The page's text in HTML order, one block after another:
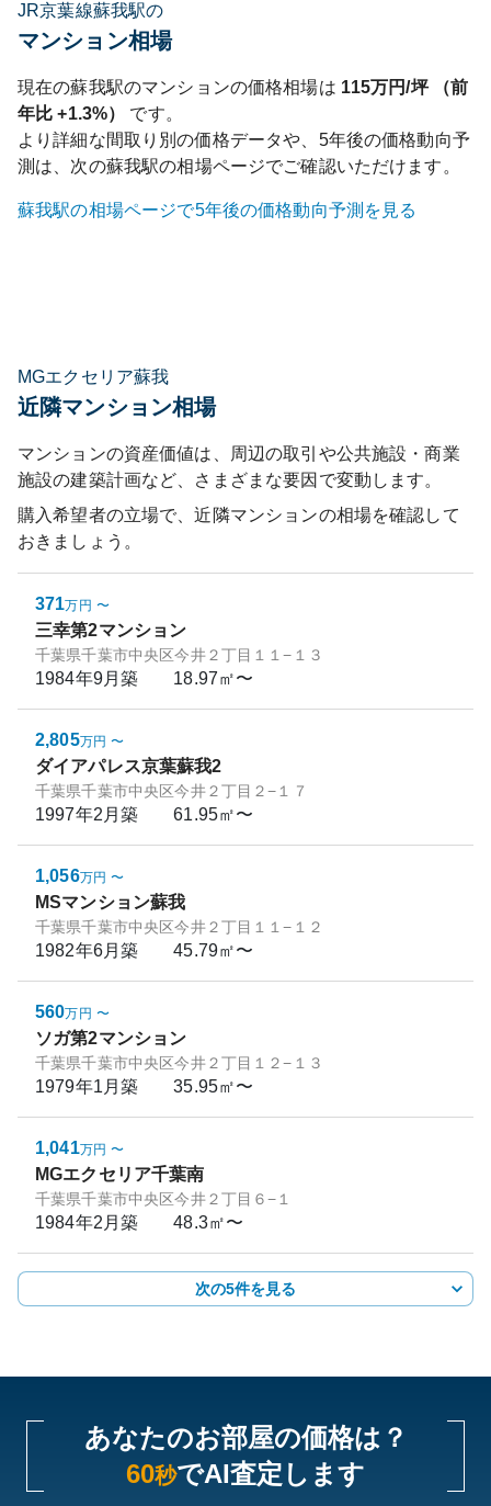
JR京葉線蘇我駅の
マンション相場
現在の蘇我駅のマンションの価格相場は 115万円/坪 （前
年比+1.3%）
です。
より詳細な間取り別の価格データや、5年後の価格動向予
測は、次の蘇我駅の相場ページでご確認いただけます。
蘇我駅の相場ページで5年後の価格動向予測を見る
MGエクセリア蘇我
近隣マンション相場
マンションの資産価値は、周辺の取引や公共施設・商業
施設の建築計画など、さまざまな要因で変動します。
購入希望者の立場で、近隣マンションの相場を確認して
おきましょう。
371万円 〜
三幸第2マンション
千葉県千葉市中央区今井２丁目１１−１３
1984年9月築 18.97㎡〜
2,805万円 〜
ダイアパレス京葉蘇我2
千葉県千葉市中央区今井２丁目２−１７
1997年2月築 61.95㎡〜
1,056万円 〜
MSマンション蘇我
千葉県千葉市中央区今井２丁目１１−１２
1982年6月築 45.79㎡〜
560万円 〜
ソガ第2マンション
千葉県千葉市中央区今井２丁目１２−１３
1979年1月築 35.95㎡〜
1,041万円 〜
MGエクセリア千葉南
千葉県千葉市中央区今井２丁目６−１
1984年2月築 48.3㎡〜
次の5件を見る
あなたのお部屋の価格は？
60秒でAI査定します